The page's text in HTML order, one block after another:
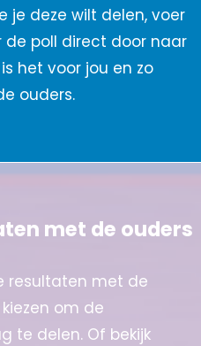
je deze wilt delen, voer
poll direct door naar
het voor jou en zo
ouders.
met de ouders
resultaten met de
om de
te delen. Of bekijk